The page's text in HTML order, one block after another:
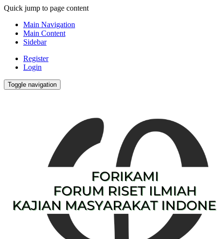
Quick jump to page content
Main Navigation
Main Content
Sidebar
Register
Login
Toggle navigation